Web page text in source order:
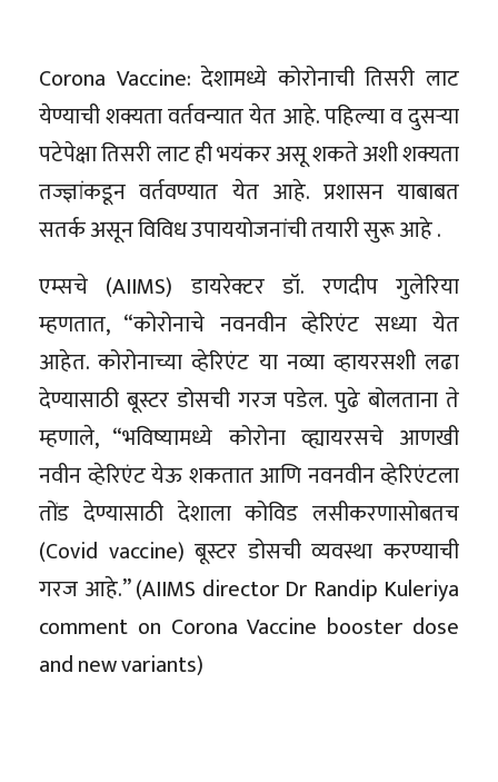
Corona Vaccine: देशामध्ये कोरोनाची तिसरी लाट
येण्याची शक्यता वर्तवन्यात येत आहे. पहिल्या व दुसऱ्या
पटेपेक्षा तिसरी लाट ही भयंकर असू शकते अशी शक्यता
तज्ज्ञांकडून वर्तवण्यात येत आहे. प्रशासन याबाबत
सतर्क असून विविध उपाययोजनांची तयारी सुरू आहे .
एम्सचे (AIIMS) डायरेक्टर डॉ. रणदीप गुलेरिया
म्हणतात, “कोरोनाचे नवनवीन व्हेरिएंट सध्या येत
आहेत. कोरोनाच्या व्हेरिएंट या नव्या व्हायरसशी लढा
देण्यासाठी बूस्टर डोसची गरज पडेल. पुढे बोलताना ते
म्हणाले, “भविष्यामध्ये कोरोना व्ह्यायरसचे आणखी
नवीन व्हेरिएंट येऊ शकतात आणि नवनवीन व्हेरिएंटला
तोंड देण्यासाठी देशाला कोविड लसीकरणासोबतच
(Covid vaccine) बूस्टर डोसची व्यवस्था करण्याची
गरज आहे.” (AIIMS director Dr Randip Kuleriya
comment on Corona Vaccine booster dose
and new variants)